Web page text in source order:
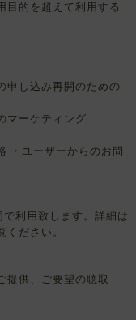
目的を超えて利用する
申し込み再開のための
マーケティング
・ユーザーからのお問
利用致します。詳細は
ください。
提供、ご要望の聴取